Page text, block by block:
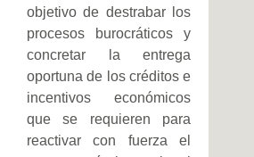
objetivo de destrabar los
procesos burocráticos y
concretar la entrega
oportuna de los créditos e
incentivos económicos
que se requieren para
reactivar con fuerza el